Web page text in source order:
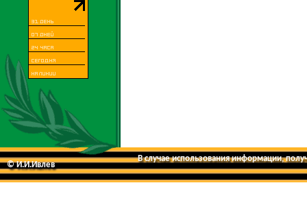
© И.И.Ивлев
В случае использования информации,